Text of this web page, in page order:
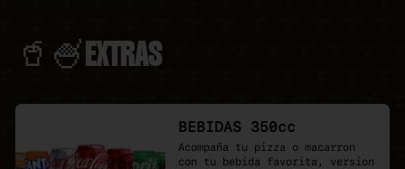
🥤🍧EXTRAS
BEBIDAS 350cc
Acompaña tu pizza o macarron
con tu bebida favorita, version